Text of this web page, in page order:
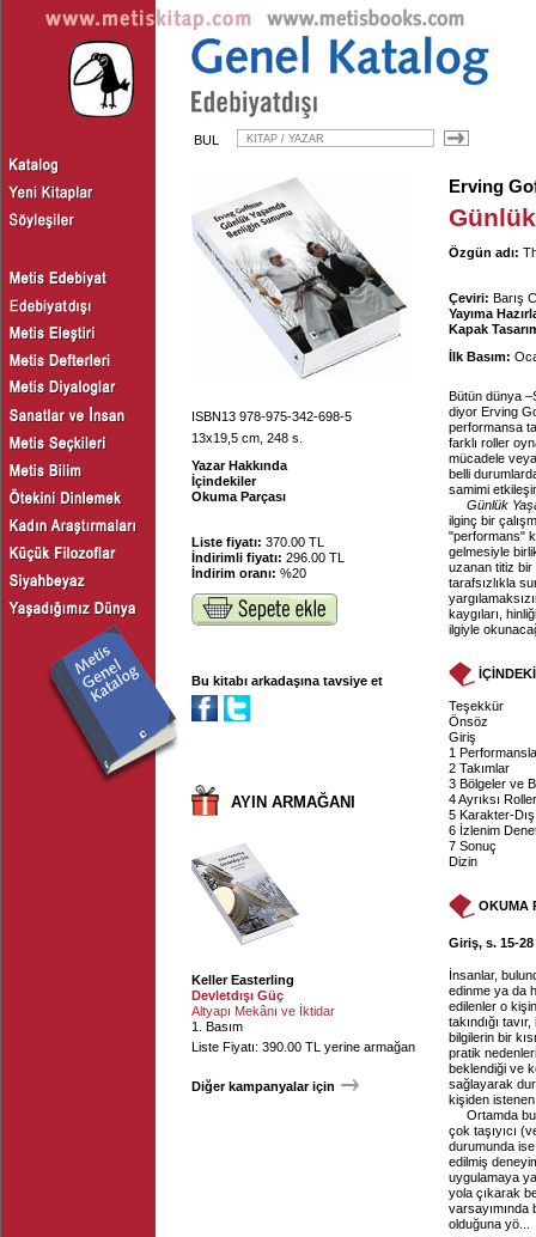
BUL
ISBN13 978-975-342-698-5
13x19,5 cm, 248 s.
Yazar Hakkında
İçindekiler
Okuma Parçası
Liste fiyatı: 370.00 TL
İndirimli fiyatı: 296.00 TL
İndirim oranı: %20
Bu kitabı arkadaşına tavsiye et
AYIN ARMAĞANI
Keller Easterling
Devletdışı Güç
Altyapı Mekânı ve İktidar
1. Basım
Liste Fiyatı: 390.00 TL yerine armağan
Diğer kampanyalar için
Erving
Özgün adı:
Çeviri: Barış
Yayıma
Kapak
İlk Basım:
Bütün dünya
diyor Erving
performansa
farklı roller
mücadele
belli
samimi
Günlük
ilginç bir
"performans"
gelmesiyle
uzanan titiz bir
tarafsızlıkla
kaygıları,
ilgiyle
Teşekkür
Önsöz
Giriş
1
2 Takımlar
3 Bölgeler ve
4 Ayrıksı Roller
5 Karakter-
6 İzlenim
7 Sonuç
Dizin
OKUMA
Giriş, s. 15-28
İnsanlar,
edinme ya da
edilenler o
takındığı
bilgilerin bir
pratik
beklendiği ve
sağlayarak
kişiden istenen
Ortamda
çok taşıyıcı
durumunda
edilmiş
uygulamaya
yola çıkarak
olduğuna yö...